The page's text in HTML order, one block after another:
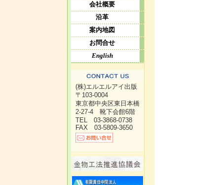
会社概要
沿革
案内地図
お問合せ
English
(株)エルエルアイ出版
〒103-0004
東京都中央区東日本橋
2-27-4 靴下会館6階
TEL 03-3868-0738
FAX 03-5809-3650